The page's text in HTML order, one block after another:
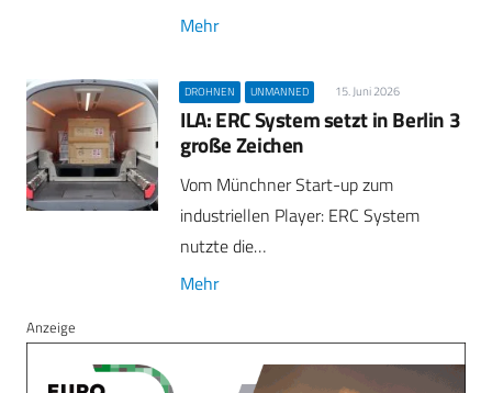
Mehr
DROHNEN UNMANNED 15. Juni 2026
ILA: ERC System setzt in Berlin 3
große Zeichen
Vom Münchner Start-up zum
industriellen Player: ERC System
nutzte die…
Mehr
Anzeige